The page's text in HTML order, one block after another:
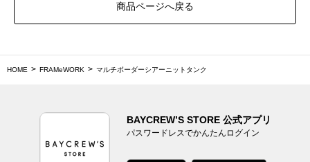
商品ページへ戻る
HOME FRAMeWORK マルチボーダーシアーニットタンク
BAYCREW’S STORE 公式アプリ
パスワードレスでかんたんログイン